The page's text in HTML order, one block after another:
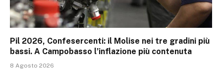
Pil 2026, Confesercenti: il Molise nei tre gradini più
bassi. A Campobasso l’inflazione più contenuta
8 Agosto 2026